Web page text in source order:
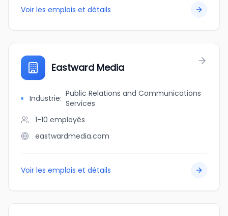
Voir les emplois et détails
Eastward Media
Industrie: Public Relations and Communications
Services
1-10 employés
eastwardmedia.com
Voir les emplois et détails